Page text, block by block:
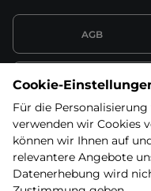
AGB
Datenschutzerklärung
Wiederufsbelehrung mit
zum Formular
Informationen zu
und Elektonikgeräten
Cookie-
Für die
verwenden wir Cookies
können wir Ihnen auf
relevantere Angebote
Datenerhebung wird